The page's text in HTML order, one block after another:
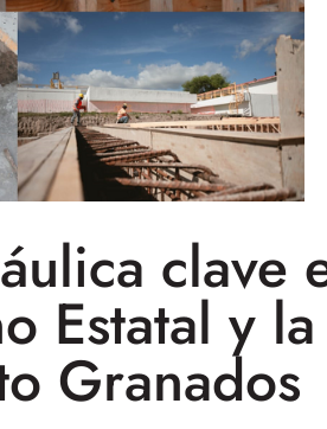
clave
Estatal y
Granados